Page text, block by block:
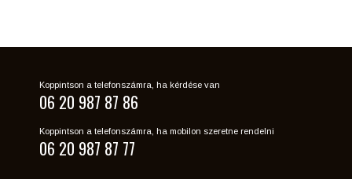
Koppintson a telefonszámra, ha kérdése van
06 20 987 87 86
Koppintson a telefonszámra, ha mobilon szeretne rendelni
06 20 987 87 77